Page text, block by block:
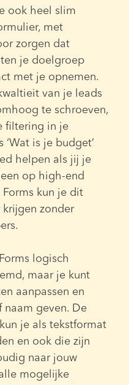
ook heel slim
met
zorgen dat
je doelgroep
met je opnemen.
van je leads
te schroeven,
filtering in je
is je budget’
helpen als jij je
op high-end
kun je dit
zonder
logisch
maar je kunt
aanpassen en
naam geven. De
je als tekstformat
en ook die zijn
naar jouw
mogelijke